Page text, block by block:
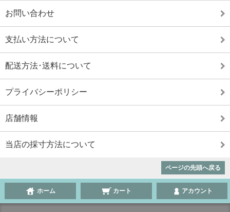
お問い合わせ
支払い方法について
配送方法･送料について
プライバシーポリシー
店舗情報
当店の採寸方法について
ページの先頭へ戻る
ホーム カート アカウント